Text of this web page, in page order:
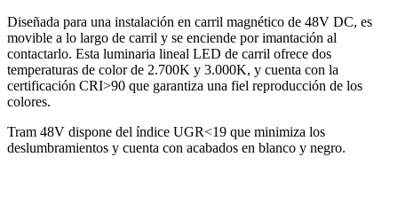
Diseñada para una instalación en carril magnético de 48V DC, es
movible a lo largo de carril y se enciende por imantación al
contactarlo. Esta luminaria lineal LED de carril ofrece dos
temperaturas de color de 2.700K y 3.000K, y cuenta con la
certificación CRI>90 que garantiza una fiel reproducción de los
colores.
Tram 48V dispone del índice UGR<19 que minimiza los
deslumbramientos y cuenta con acabados en blanco y negro.